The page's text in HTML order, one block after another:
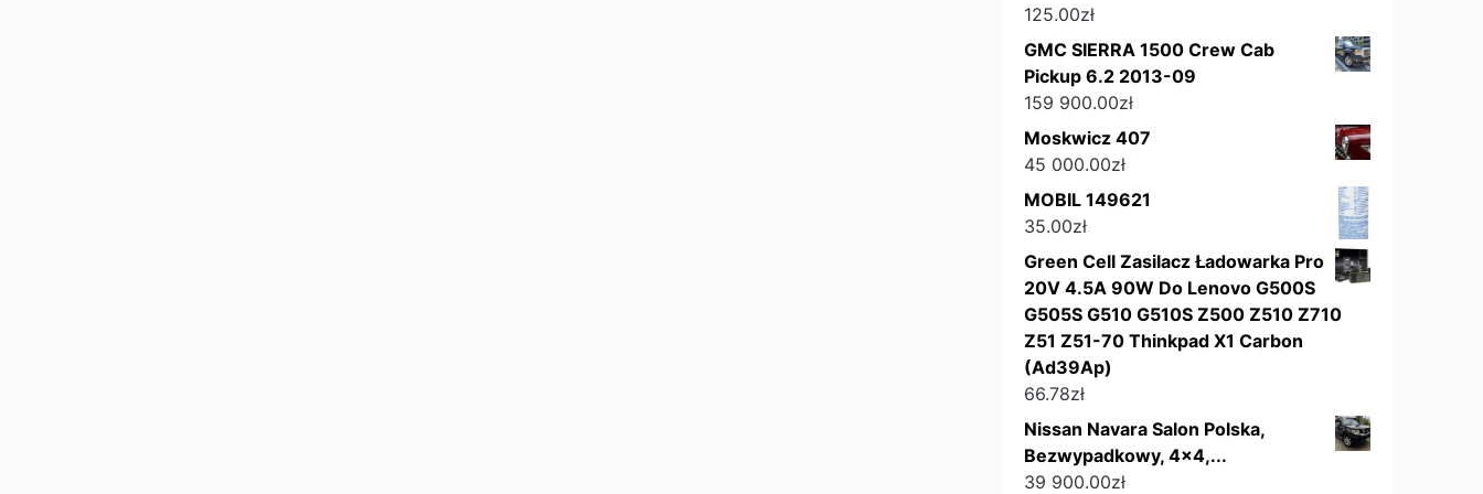
125.00zł
GMC SIERRA 1500 Crew Cab
Pickup 6.2 2013-09
159 900.00zł
Moskwicz 407
45 000.00zł
MOBIL 149621
35.00zł
Green Cell Zasilacz Ładowarka Pro
20V 4.5A 90W Do Lenovo G500S
G505S G510 G510S Z500 Z510 Z710
Z51 Z51-70 Thinkpad X1 Carbon
(Ad39Ap)
66.78zł
Nissan Navara Salon Polska,
Bezwypadkowy, 4x4,...
39 900.00zł